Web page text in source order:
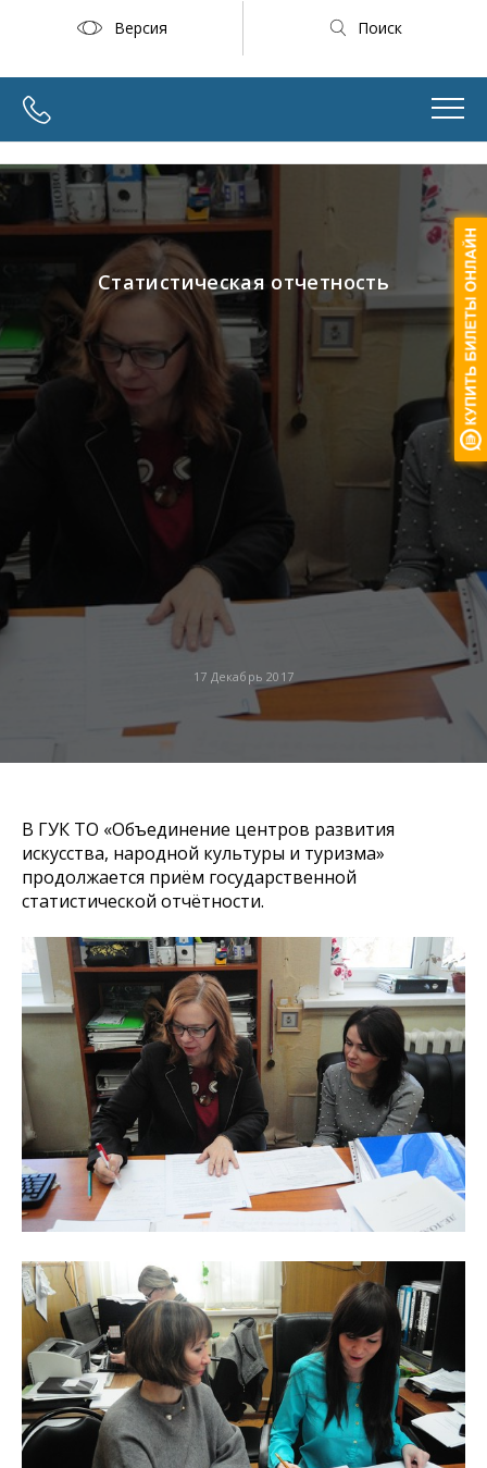
Версия Поиск
17 Декабрь 2017
Статистическая отчетность
В ГУК ТО «Объединение центров развития
искусства, народной культуры и туризма»
продолжается приём государственной
статистической отчётности.